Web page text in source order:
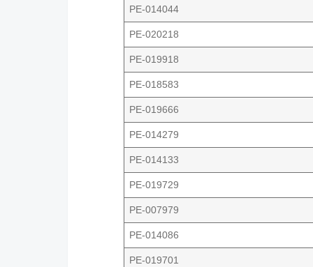
PE-014044
PE-020218
PE-019918
PE-018583
PE-019666
PE-014279
PE-014133
PE-019729
PE-007979
PE-014086
PE-019701